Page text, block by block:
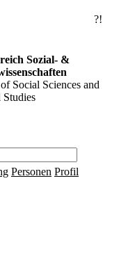
?!
Sozial- &
Social Sciences and
Personen Profil